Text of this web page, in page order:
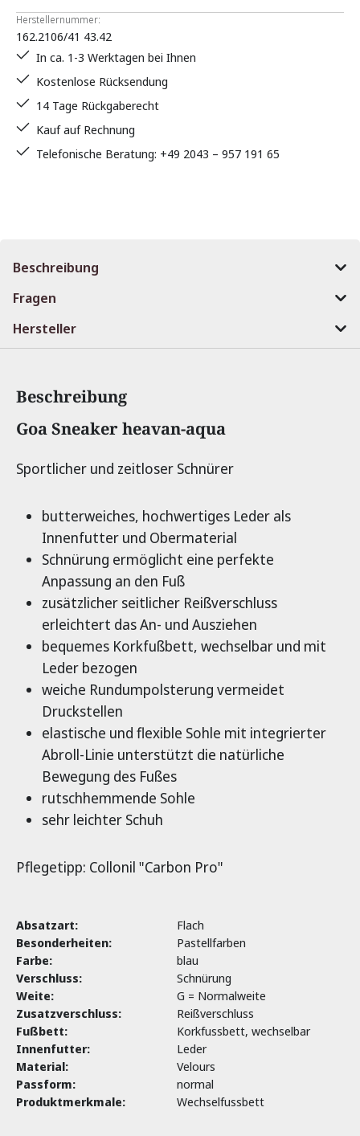
Herstellernummer:
162.2106/41 43.42
In ca. 1-3 Werktagen bei Ihnen
Kostenlose Rücksendung
14 Tage Rückgaberecht
Kauf auf Rechnung
Telefonische Beratung: +49 2043 – 957 191 65
Beschreibung
Fragen
Hersteller
Beschreibung
Produktinformationen
Goa Sneaker heavan-aqua
Sportlicher und zeitloser Schnürer
butterweiches, hochwertiges Leder als
Innenfutter und Obermaterial
Schnürung ermöglicht eine perfekte
Anpassung an den Fuß
zusätzlicher seitlicher Reißverschluss
erleichtert das An- und Ausziehen
bequemes Korkfußbett, wechselbar und mit
Leder bezogen
weiche Rundumpolsterung vermeidet
Druckstellen
elastische und flexible Sohle mit integrierter
Abroll-Linie unterstützt die natürliche
Bewegung des Fußes
rutschhemmende Sohle
sehr leichter Schuh
Pflegetipp: Collonil "Carbon Pro"
Absatzart:
Flach
Besonderheiten:
Pastellfarben
Farbe:
blau
Verschluss:
Schnürung
Weite:
G = Normalweite
Zusatzverschluss:
Reißverschluss
Fußbett:
Korkfussbett, wechselbar
Innenfutter:
Leder
Material:
Velours
Passform:
normal
Produktmerkmale:
Wechselfussbett